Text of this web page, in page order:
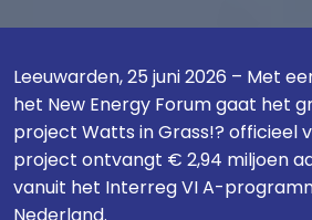
Leeuwarden, 25 juni 2026 – Met
het New Energy Forum gaat het
project Watts in Grass!? officieel
project ontvangt € 2,94 miljoen
vanuit het Interreg VI A-